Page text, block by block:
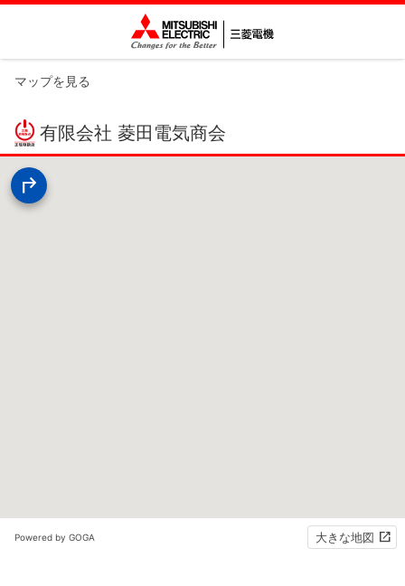
マップを見る
有限会社 菱田電気商会
Powered by GOGA 大きな地図